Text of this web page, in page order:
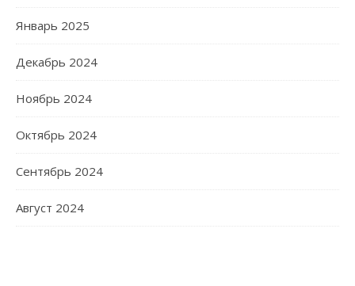
Январь 2025
Декабрь 2024
Ноябрь 2024
Октябрь 2024
Сентябрь 2024
Август 2024